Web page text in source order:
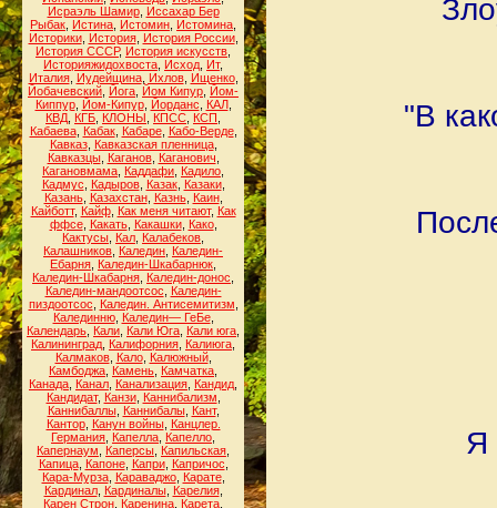
Исраэль Шамир, Иссахар Бер
Рыбак Истина Истомин Истомина
Историки, История, История России,
История СССР, История искусств
Историяжидохвоста Исход Ит,
Италия, Иудейщина, Ихлов, Ищенко,
Йобачевский Йога Йом Кипур Йом-
Киппур, Йом-Кипур, Йорданс КАЛ,
КВД КГБ КЛОНЫ КПСС КСП
Кабаева, Кабак, Кабаре, Кабо-Верде,
Кавказ, Кавказская пленница,
Кавказцы, Каганов, Каганович
Кагановмама Каддафи Кадило
Кадмус
Кадыров, Казак, Казаки,
Казань, Казахстан, Казнь, Каин,
Кайботт, Кайф, Как меня читают, Как
ффсе, Какать, Какашки, Како,
Кактусы Кал Калабеков
Калашников Каледин Каледин-
Ебарня Каледин-Шкабарнюк
Каледин-Шкабарня Каледин-донос
Каледин-мандоотсос
Каледин-
пиздоотсос
Каледин. Антисемитизм
Калединню, Каледин— ГеБе,
Календарь Кали Кали Юга Кали юга
Калининград Калифорния Калиюга
Калмаков, Кало, Калюжный,
Камбоджа Камень Камчатка
Канада Канал Канализация Кандид
Кандидат, Канзи, Каннибализм
Каннибаллы, Каннибалы, Кант,
Кантор, Канун войны, Канцлер.
Германия Капелла Капелло
Капернаум
Каперсы Капильская
Капица, Капоне, Капри, Капричос
Кара-Мурза, Караваджо, Карате,
Кардинал, Кардиналы, Карелия,
Карен Строн Каренина Карета
"В
Я